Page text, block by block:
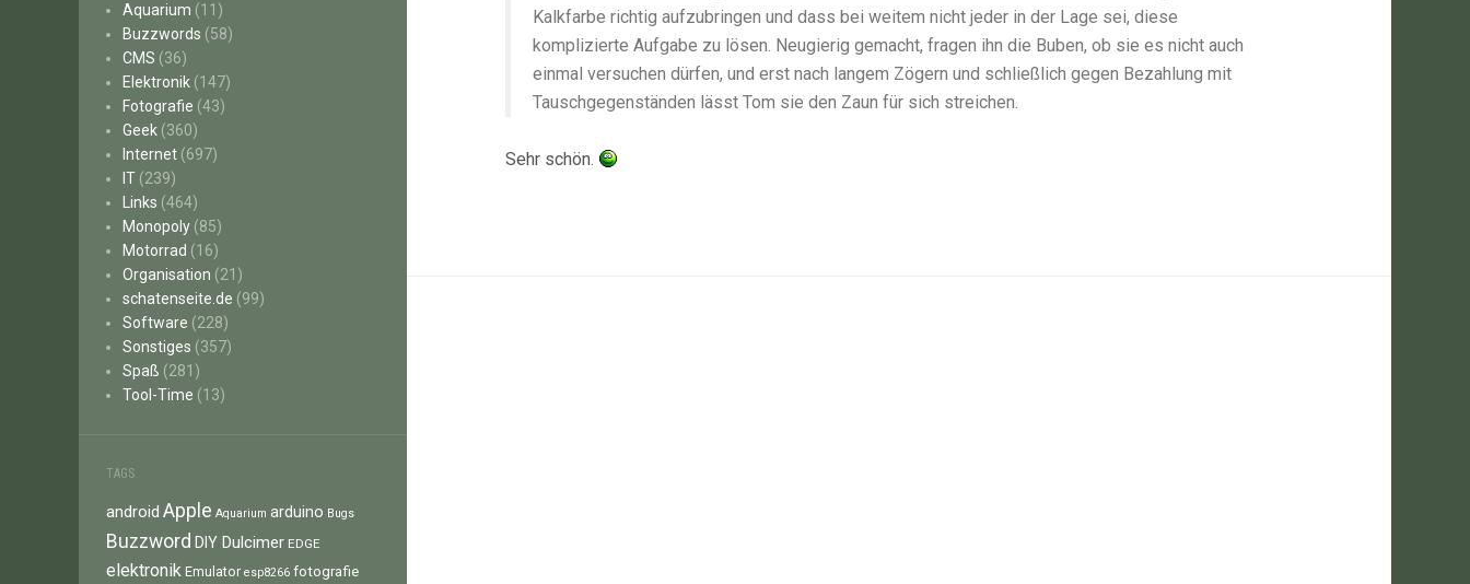
Aquarium (11)
Buzzwords (58)
CMS (36)
Elektronik (147)
Fotografie (43)
Geek (360)
Internet (697)
IT (239)
Links (464)
Monopoly (85)
Motorrad (16)
Organisation (21)
schatenseite.de (99)
Software (228)
Sonstiges (357)
Spaß (281)
Tool-Time (13)
TAGS
android Apple Aquarium arduino Bugs
Buzzword DIY Dulcimer EDGE
elektronik Emulator esp8266 fotografie
Kalkfarbe richtig aufzubringen und dass bei weitem nicht jeder in der Lage sei, diese
komplizierte Aufgabe zu lösen. Neugierig gemacht, fragen ihn die Buben, ob sie es nicht auch
einmal versuchen dürfen, und erst nach langem Zögern und schließlich gegen Bezahlung mit
Tauschgegenständen lässt Tom sie den Zaun für sich streichen.
Sehr schön.